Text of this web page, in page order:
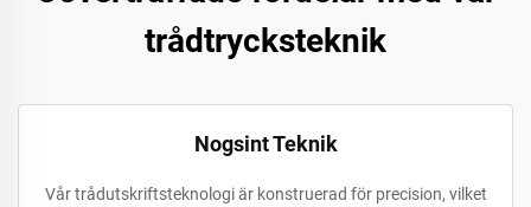
trådtrycksteknik
Nogsint Teknik
Vår trådutskriftsteknologi är konstruerad för precision, vilket